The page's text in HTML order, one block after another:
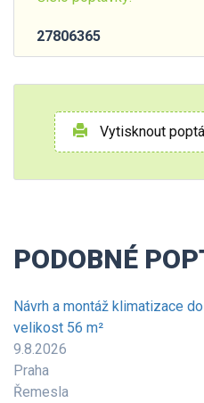
27806365
Vytisknout
PODOBNÉ
Návrh a montáž klimatizace
velikost 56 m²
9.8.2026
Praha
Řemesla